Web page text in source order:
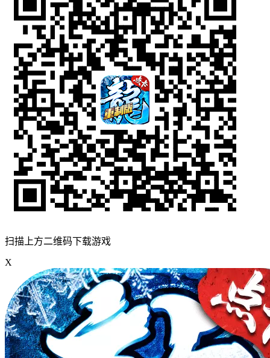
扫描上方二维码下载游戏
X